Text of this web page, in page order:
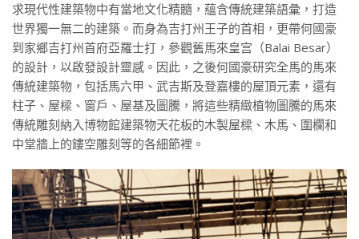
求現代性建築物中有當地文化精髓，蘊含傳統建築語彙，打造
世界獨一無二的建築。而身為吉打州王子的首相，更帶何國豪
到家鄉吉打州首府亞羅士打，參觀舊馬來皇宫（Balai Besar）
的設計，以啟發設計靈感。因此，之後何國豪研究全馬的馬來
傳統建築物，包括馬六甲、武吉斯及登嘉樓的屋頂元素，還有
柱子、屋樑、窗戶、屋基及圖騰，將這些精緻植物圖騰的馬來
傳統雕刻納入博物館建築物天花板的木製屋樑、木馬、圍欄和
中堂牆上的鏤空雕刻等的各細節裡。